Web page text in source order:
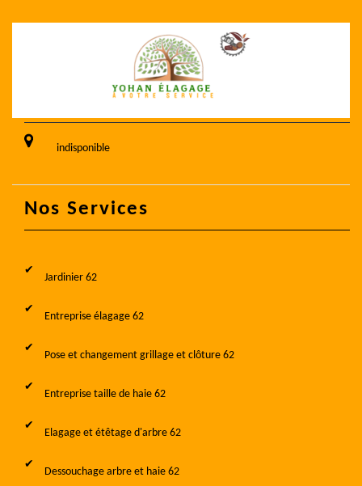
indisponible
Nos Services
Jardinier 62
Entreprise élagage 62
Pose et changement grillage et clôture 62
Entreprise taille de haie 62
Elagage et étêtage d'arbre 62
Dessouchage arbre et haie 62